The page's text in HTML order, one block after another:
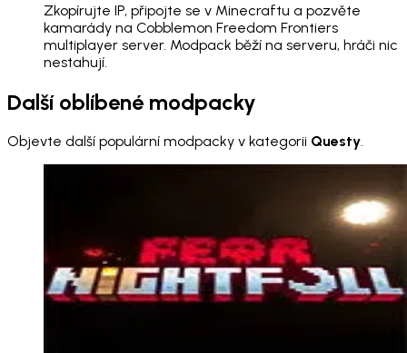
Zkopírujte IP, připojte se v Minecraftu a pozvěte
kamarády na Cobblemon Freedom Frontiers
multiplayer server. Modpack běží na serveru, hráči nic
nestahují.
Další oblíbené modpacky
Objevte další populární modpacky v kategorii Questy.